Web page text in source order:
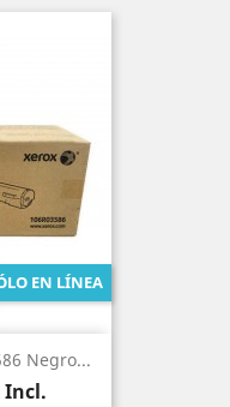
Negro...
Incl.
EN LÍNEA